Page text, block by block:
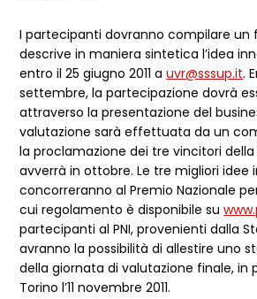
I partecipanti dovranno compilare un
descrive in maniera sintetica l’idea
entro il 25 giugno 2011 auvr@sssup.it.
settembre, la partecipazione dovrà
attraverso la presentazione del
valutazione sarà effettuata da un
la proclamazione dei tre vincitori
avverrà in ottobre. Le tre migliori idee
concorreranno al Premio Nazionale
cui regolamento è disponibile su
partecipanti al PNI, provenienti dalla
avranno la possibilità di allestire uno
della giornata di valutazione finale, in
Torino l’11 novembre 2011.